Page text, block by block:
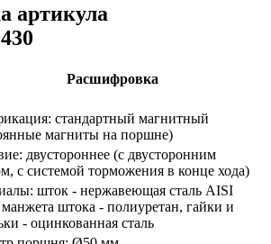
артикула
Расшифровка
стандартный магнитный
магниты на поршне)
двустороннее (с двусторонним
с системой торможения в конце хода)
шток - нержавеющая сталь AISI
штока - полиуретан, гайки и
- оцинкованная сталь